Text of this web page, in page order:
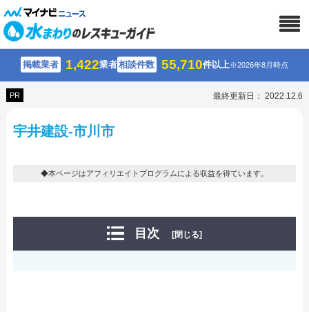
掲載業者 1,422業者相談件数 55,710件以上※2026年8月時点
PR 最終更新日： 2022.12.6
宇井建設-市川市
◆本ページはアフィリエイトプログラムによる収益を得ています。
目次 [閉じる]